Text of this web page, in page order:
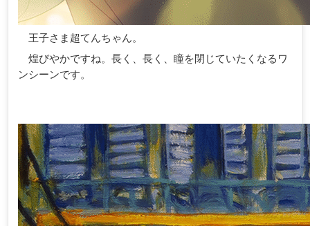
王子さま超てんちゃん。
煌びやかですね。長く、長く、瞳を閉じていたくなるワ
ンシーンです。